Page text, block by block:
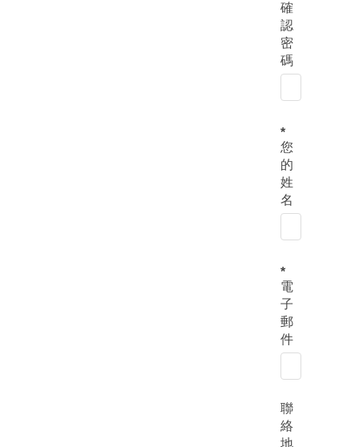
確
認
密
碼
您
的
姓
名
電
子
郵
件
聯
絡
地